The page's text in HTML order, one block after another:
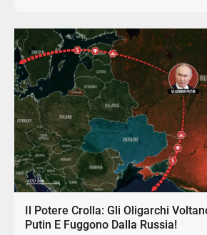
Il Potere Crolla: Gli Oligarchi
Putin E Fuggono Dalla Russia!